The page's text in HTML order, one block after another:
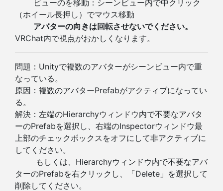
ビューのを移動：シーンビュー内で中クリック
（ホイール長押し）でマウス移動
アバターの向きは回転させないでください。
VRChat内で視点がおかしくなります。
問題：Unityで複数のアバターがシーンビュー内で重
なっている。
原因：複数のアバターPrefabがアクティブになってい
る。
解決：左端のHierarchyウィンドウ内で不要なアバタ
ーのPrefabを選択し、右端のInspectorウィンドウ最
上部のチェックボックスをオフにして非アクティブに
してください。
もしくは、Hierarchyウィンドウ内で不要なアバ
ターのPrefabを右クリックし、「Delete」を選択して
削除してください。